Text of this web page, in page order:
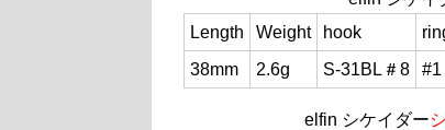
Length
Weight hook
38mm
2.6g S-31BL＃8 #1
elfin シケイダー